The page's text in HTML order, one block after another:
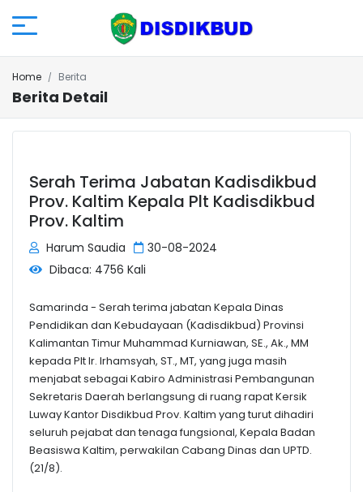
Home Berita
Berita Detail
Serah Terima Jabatan Kadisdikbud
Prov. Kaltim Kepala Plt Kadisdikbud
Prov. Kaltim
Harum Saudia
30-08-2024
Dibaca: 4756 Kali
Samarinda - Serah terima jabatan Kepala Dinas
Pendidikan dan Kebudayaan (Kadisdikbud) Provinsi
Kalimantan Timur Muhammad Kurniawan, SE., Ak., MM
kepada Plt Ir. Irhamsyah, ST., MT, yang juga masih
menjabat sebagai Kabiro Administrasi Pembangunan
Sekretaris Daerah berlangsung di ruang rapat Kersik
Luway Kantor Disdikbud Prov. Kaltim yang turut dihadiri
seluruh pejabat dan tenaga fungsional, Kepala Badan
Beasiswa Kaltim, perwakilan Cabang Dinas dan UPTD.
(21/8).